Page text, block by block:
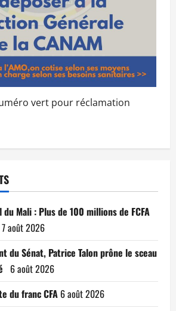
vert pour réclamation
Mali : Plus de 100 millions de FCFA
7 août 2026
du Sénat, Patrice Talon prône le sceau
6 août 2026
du franc CFA 6 août 2026